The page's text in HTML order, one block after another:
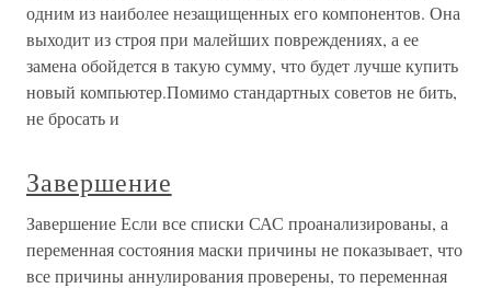
одним из наиболее незащищенных его компонентов. Она
выходит из строя при малейших повреждениях, а ее
замена обойдется в такую сумму, что будет лучше купить
новый компьютер.Помимо стандартных советов не бить,
не бросать и
Завершение
Завершение Если все списки САС проанализированы, а
переменная состояния маски причины не показывает, что
все причины аннулирования проверены, то переменная